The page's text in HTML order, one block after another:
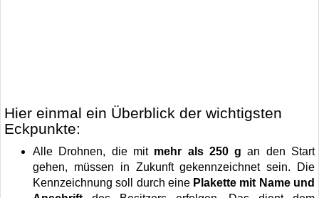
Hier einmal ein Überblick der wichtigsten
Eckpunkte:
Alle Drohnen, die mit mehr als 250 g an den Start
gehen, müssen in Zukunft gekennzeichnet sein. Die
Kennzeichnung soll durch eine Plakette mit Name und